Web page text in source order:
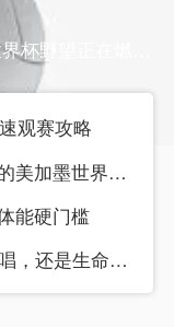
观赛攻略
跨时区观赛指南：欧洲球迷的美加墨世界杯“日夜颠倒攻略”
能硬门槛
38岁赌上一切：世界杯的绝唱，还是生命的最后冲刺？